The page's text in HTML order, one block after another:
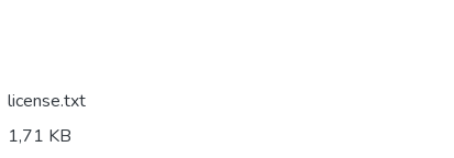
license.txt
1,71 KB